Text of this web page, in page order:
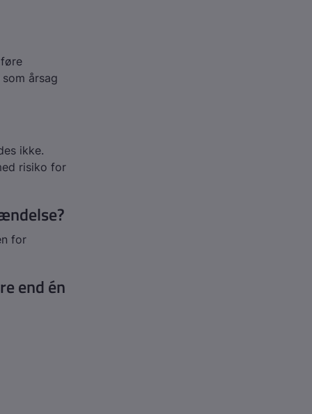
årsag
ikke.
risiko for
for
end én